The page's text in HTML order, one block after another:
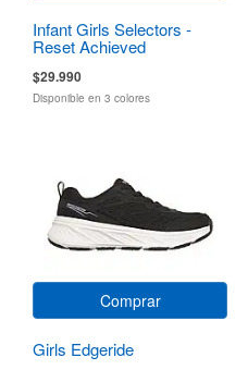
Infant Girls Selectors -
Reset Achieved
$29.990
Disponible en 3 colores
Comprar
Girls Edgeride